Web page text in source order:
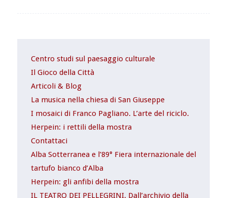
Centro studi sul paesaggio culturale
Il Gioco della Città
Articoli & Blog
La musica nella chiesa di San Giuseppe
I mosaici di Franco Pagliano. L’arte del riciclo.
Herpein: i rettili della mostra
Contattaci
Alba Sotterranea e l’89° Fiera internazionale del
tartufo bianco d’Alba
Herpein: gli anfibi della mostra
IL TEATRO DEI PELLEGRINI. Dall’archivio della